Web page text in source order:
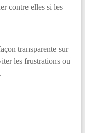
contre elles si les
transparente sur
les frustrations ou